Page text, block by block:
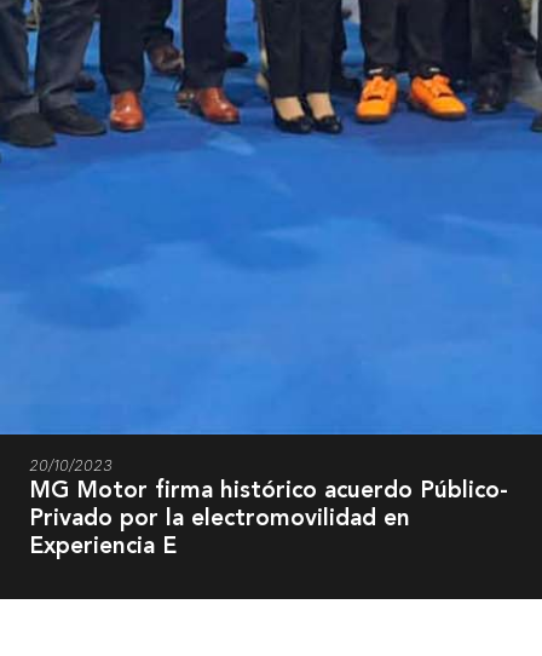
20/10/2023
MG Motor firma histórico acuerdo Público-
Privado por la electromovilidad en
Experiencia E